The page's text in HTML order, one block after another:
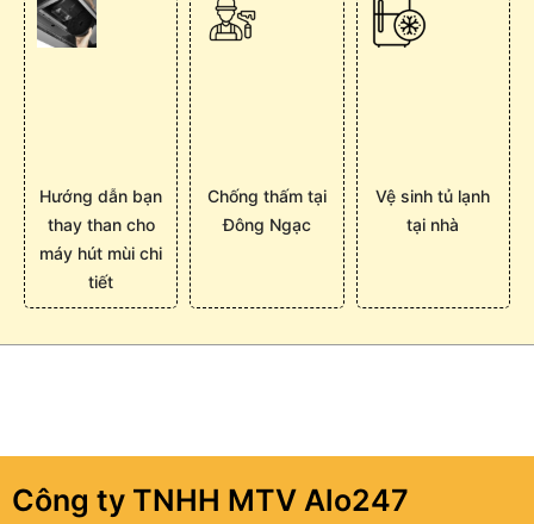
Hướng dẫn bạn
thay than cho
máy hút mùi chi
tiết
Chống thấm tại
Đông Ngạc
Vệ sinh tủ lạnh
tại nhà
Công ty TNHH MTV Alo247